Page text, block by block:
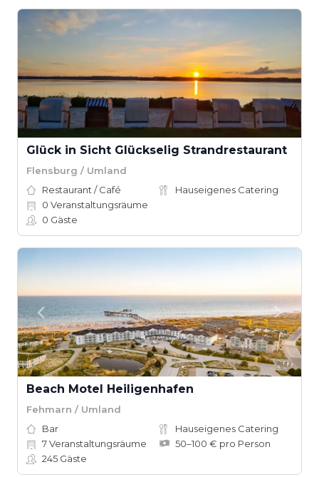
Glück in Sicht Glückselig Strandrestaurant
Flensburg / Umland
Restaurant / Café
Hauseigenes Catering
0 Veranstaltungsräume
0 Gäste
Beach Motel Heiligenhafen
Fehmarn / Umland
Bar
Hauseigenes Catering
7Veranstaltungsräume
50–100 € pro Person
245 Gäste